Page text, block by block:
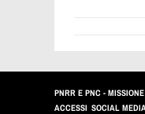
PNRR E PNC -
ACCESSI SOCIAL